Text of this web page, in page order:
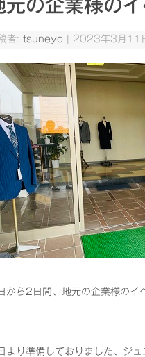
元の企業様の
者:tsuneyo 2023年3月11
から2日間、地元の企業様のイ
より準備しておりました、ジュ